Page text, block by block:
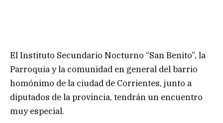
El Instituto Secundario Nocturno “San Benito”, la
Parroquia y la comunidad en general del barrio
homónimo de la ciudad de Corrientes, junto a
diputados de la provincia, tendrán un encuentro
muy especial.